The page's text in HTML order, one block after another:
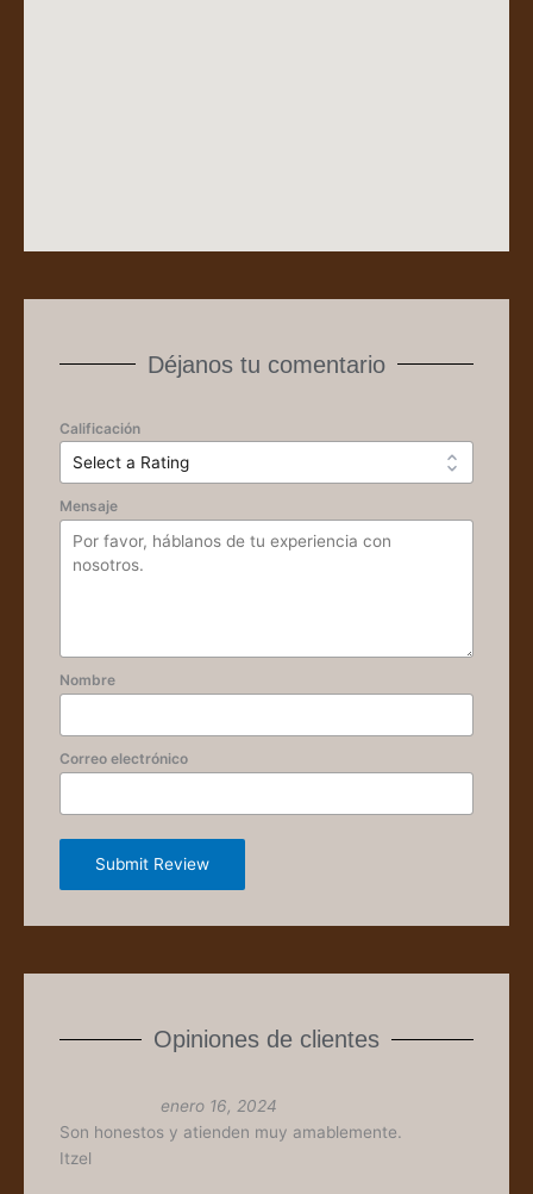
Déjanos tu comentario
Calificación
Mensaje
Nombre
Correo electrónico
Submit Review
Opiniones de clientes
enero 16, 2024
Son honestos y atienden muy amablemente.
Itzel